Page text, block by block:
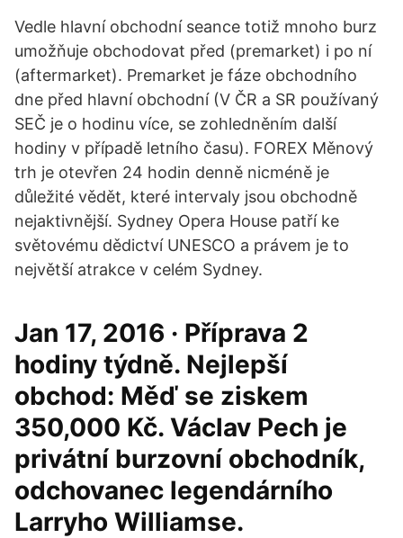
Vedle hlavní obchodní seance totiž mnoho burz
umožňuje obchodovat před (premarket) i po ní
(aftermarket). Premarket je fáze obchodního
dne před hlavní obchodní (V ČR a SR používaný
SEČ je o hodinu více, se zohledněním další
hodiny v případě letního času). FOREX Měnový
trh je otevřen 24 hodin denně nicméně je
důležité vědět, které intervaly jsou obchodně
nejaktivnější. Sydney Opera House patří ke
světovému dědictví UNESCO a právem je to
největší atrakce v celém Sydney.
Jan 17, 2016 · Příprava 2
hodiny týdně. Nejlepší
obchod: Měď se ziskem
350,000 Kč. Václav Pech je
privátní burzovní obchodník,
odchovanec legendárního
Larryho Williamse.